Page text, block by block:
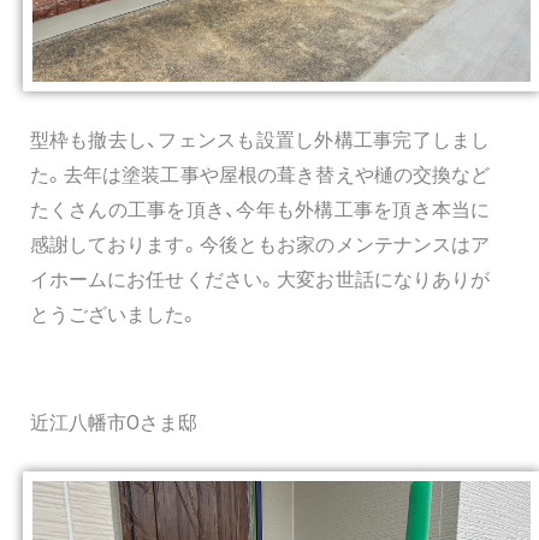
型枠も撤去し、フェンスも設置し外構工事完了しまし
た。去年は塗装工事や屋根の葺き替えや樋の交換など
たくさんの工事を頂き、今年も外構工事を頂き本当に
感謝しております。今後ともお家のメンテナンスはア
イホームにお任せください。大変お世話になりありが
とうございました。
近江八幡市Oさま邸